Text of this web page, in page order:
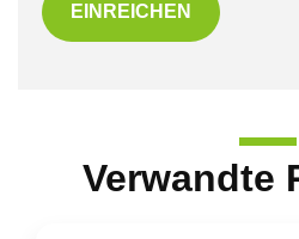
EINREICHEN
Verwandte